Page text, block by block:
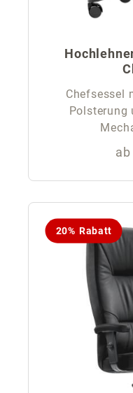
Chefsessel
Polsterung
ab
20% Rabatt